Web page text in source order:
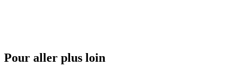
Pour aller plus loin